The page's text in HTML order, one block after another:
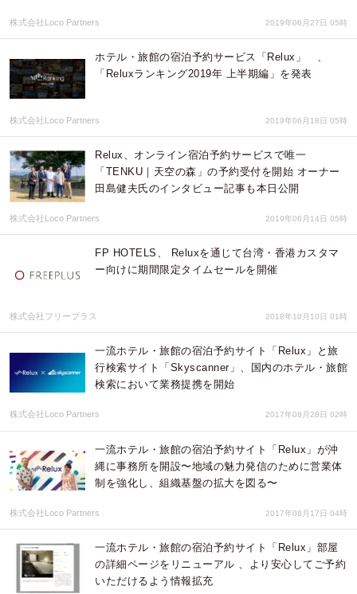
株式会社Loco Partners 2019年06月27日 05時
ホテル・旅館の宿泊予約サービス「Relux」 、
「Reluxランキング2019年 上半期編」を発表
株式会社Loco Partners 2019年06月18日 05時
Relux、オンライン宿泊予約サービスで唯一
「TENKU｜天空の森」の予約受付を開始 オーナー
田島健夫氏のインタビュー記事も本日公開
株式会社Loco Partners 2019年06月14日 05時
FP HOTELS、 Reluxを通じて台湾・香港カスタマ
ー向けに期間限定タイムセールを開催
株式会社フリープラス 2018年10月10日 01時
一流ホテル・旅館の宿泊予約サイト「Relux」と旅
行検索サイト「Skyscanner」、国内のホテル・旅館
検索において業務提携を開始
株式会社Loco Partners 2017年08月28日 02時
一流ホテル・旅館の宿泊予約サイト「Relux」が沖
縄に事務所を開設〜地域の魅力発信のために営業体
制を強化し、組織基盤の拡大を図る〜
株式会社Loco Partners 2017年08月17日 04時
一流ホテル・旅館の宿泊予約サイト「Relux」部屋
の詳細ページをリニューアル 、より安心してご予約
いただけるよう情報拡充